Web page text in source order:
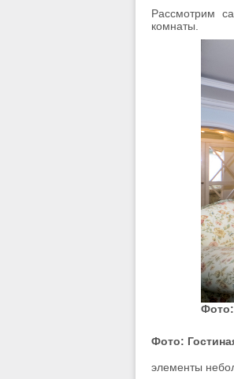
Рассмотрим
комнаты.
Фото:
Фото:
элементы